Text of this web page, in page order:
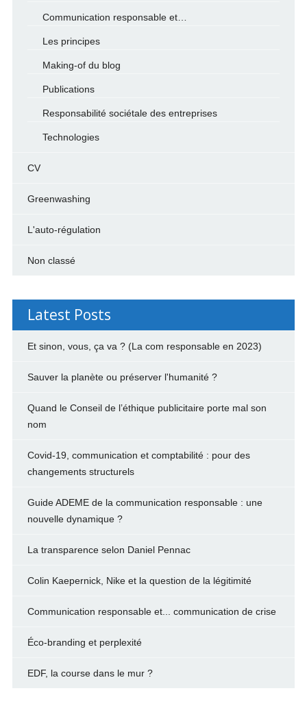
Communication responsable et…
Les principes
Making-of du blog
Publications
Responsabilité sociétale des entreprises
Technologies
CV
Greenwashing
L'auto-régulation
Non classé
Latest Posts
Et sinon, vous, ça va ? (La com responsable en 2023)
Sauver la planète ou préserver l'humanité ?
Quand le Conseil de l’éthique publicitaire porte mal son
nom
Covid-19, communication et comptabilité : pour des
changements structurels
Guide ADEME de la communication responsable : une
nouvelle dynamique ?
La transparence selon Daniel Pennac
Colin Kaepernick, Nike et la question de la légitimité
Communication responsable et... communication de crise
Éco-branding et perplexité
EDF, la course dans le mur ?